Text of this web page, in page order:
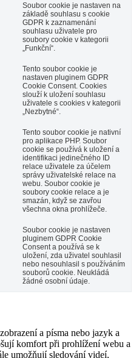
Soubor cookie je nastaven na
základě souhlasu s cookie
GDPR k zaznamenání
souhlasu uživatele pro
soubory cookie v kategorii
„Funkční“.
Tento soubor cookie je
nastaven pluginem GDPR
Cookie Consent. Cookies
slouží k uložení souhlasu
uživatele s cookies v kategorii
„Nezbytné“.
Tento soubor cookie je nativní
pro aplikace PHP. Soubor
cookie se používá k uložení a
identifikaci jedinečného ID
relace uživatele za účelem
správy uživatelské relace na
webu. Soubor cookie je
soubory cookie relace a je
smazán, když se zavřou
všechna okna prohlížeče.
Soubor cookie je nastaven
pluginem GDPR Cookie
Consent a používá se k
uložení, zda uživatel souhlasil
nebo nesouhlasil s používáním
souborů cookie. Neukládá
žádné osobní údaje.
a písma nebo jazyk a
komfort při prohlížení webu a
umožňují sledování videí,